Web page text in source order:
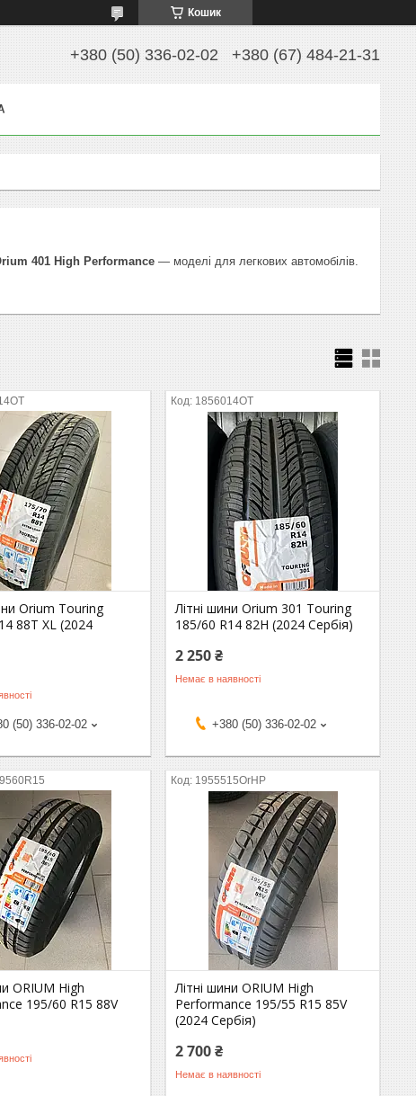
Кошик
+380 (50) 336-02-02 +380 (67) 484-21-31
401 High Performance — моделі для легкових автомобілів.
Orium Touring
88T XL (2024
(50) 336-02-02
1856014OT
Літні шини Orium 301 Touring
185/60 R14 82H (2024 Сербія)
2 250 ₴
Немає в наявності
+380 (50) 336-02-02
ORIUM High
195/60 R15 88V
1955515OrHP
Літні шини ORIUM High
Performance 195/55 R15 85V
(2024 Сербія)
2 700 ₴
Немає в наявності